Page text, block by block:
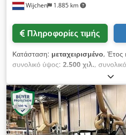
δεξιά) με πνευματικό σύστημα •
μπάρων ανύψωσης • 6
εύκολη φόρτωση (Ύψος = 74 mm,
κενού 250 m3/h για το βασικό
κατεργασίας και διαμόρφωση •
τοποθέτησης αεροφρακτών με
αισθητήρες σε μονάδα
εγκατάσταση μονάδων σε μονάδα
παρεμβαλόμενους άξονες (οι
χρησιμοποιηθούν μόνο όταν η
Διαμόρφωση C3-P2: • Πρόσθετος
Wijchen 1.885 km
Πληροφορίες τιμής
Κατάσταση: μεταχειρισμένο, Έτος
συνολικό ύψος: 2.500 χιλ.,
,
kg Τιμή: Κατόπιν αιτήματος -
2026-06-24 - Έτος κατασκευής:
Ναι - Τύπος τεκμηρίωσης: Τεχνικά
κυκλώματα, Εγχειρίδιο χρήστη,
Γλώσσα: Ολλανδικά - Μορφή: